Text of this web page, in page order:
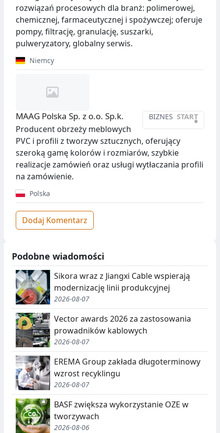
rozwiązań procesowych dla branż: polimerowej,
chemicznej, farmaceutycznej i spożywczej; oferuje
pompy, filtrację, granulację, suszarki,
pulweryzatory, globalny serwis.
Niemcy
BIZNES START
•
MAAG Polska Sp. z o.o. Sp.k.
Producent obrzeży meblowych
PVC i profili z tworzyw sztucznych, oferujący
szeroką gamę kolorów i rozmiarów, szybkie
realizacje zamówień oraz usługi wytłaczania profili
na zamówienie.
Polska
Dodaj Komentarz
Podobne wiadomości
Sikora wraz z Jiangxi Cable wspierają
modernizację linii produkcyjnej
2026-08-07
Vector awards 2026 za zastosowania
prowadników kablowych
2026-08-07
EREMA Group zakłada długoterminowy
wzrost recyklingu
2026-08-07
BASF zwiększa wykorzystanie OZE w
tworzywach
2026-08-06